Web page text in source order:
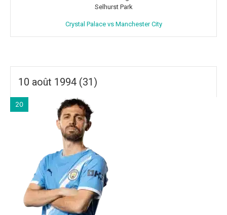
Selhurst Park
Crystal Palace vs Manchester City
10 août 1994 (31)
20